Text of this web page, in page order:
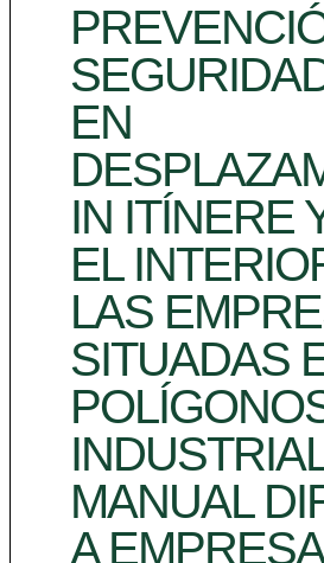
EN
IN ITÍNERE
EL
LAS
SITUADAS
MANUAL
A